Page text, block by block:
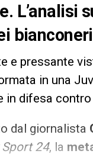
L’analisi
bianconeri
e pressante
in una
in difesa
dal giornalista
Sport 24, la